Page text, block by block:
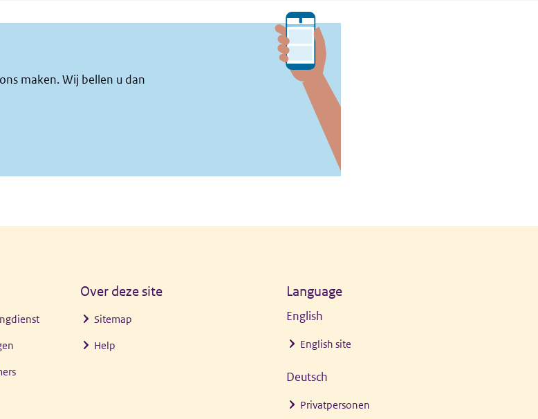
Over deze site
Sitemap
Help
Language
English
English site
Deutsch
Privatpersonen